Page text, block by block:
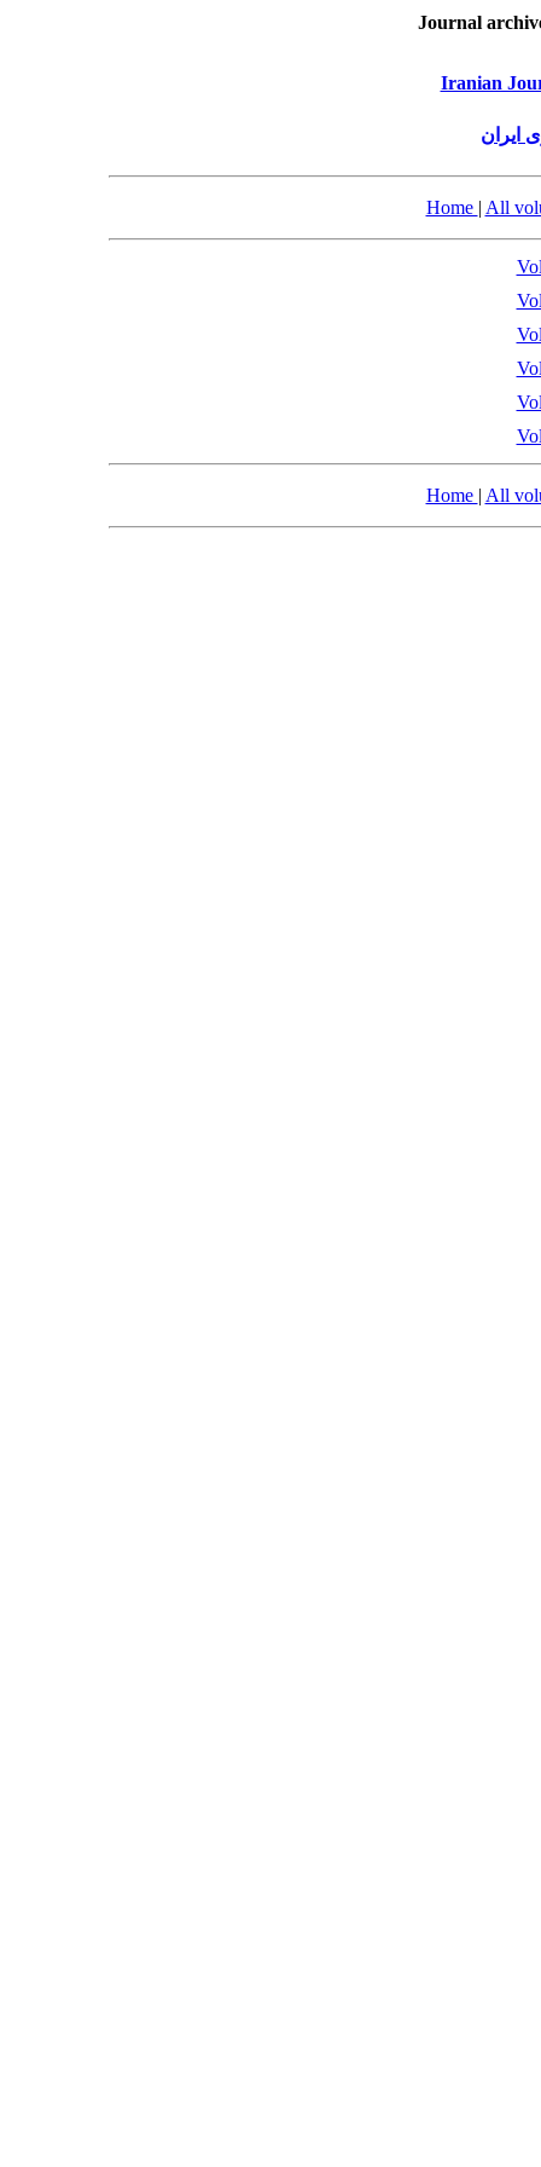
Journal
Iranian
ایران
Home | All
Home | All